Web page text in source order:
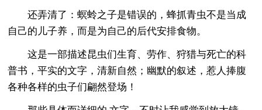
还弄清了：螟蛉之子是错误的，蜂抓青虫不是当成
自己的儿子养，而是为自己的后代安排食物。
这是一部描述昆虫们生育、劳作、狩猎与死亡的科
普书，平实的文字，清新自然；幽默的叙述，惹人捧腹
各种各样的虫子们翩然登场！